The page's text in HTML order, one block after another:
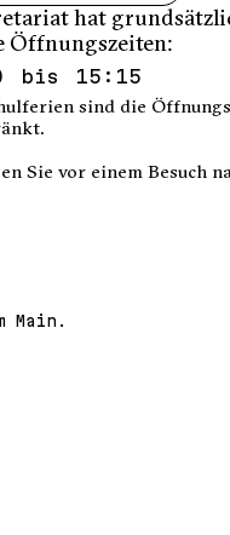
hat
Öffnungszeiten:
bis 15:15
sind die
Sie vor einem Besuch
Main.